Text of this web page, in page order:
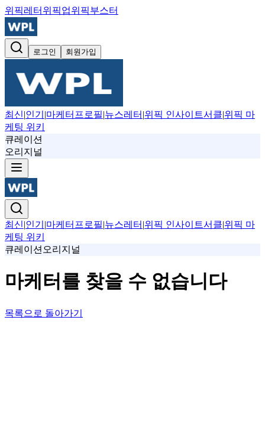
위픽레터 위픽업위픽부스터
로그인 회원가입
최신|인기 |마케터프로필|뉴스레터 |위픽 인사이트서클|위픽 마
케팅 위키
큐레이션
오리지널
최신|인기 |마케터프로필|뉴스레터 |위픽 인사이트서클|위픽 마
케팅 위키
큐레이션 오리지널
마케터를 찾을 수 없습니다
목록으로 돌아가기